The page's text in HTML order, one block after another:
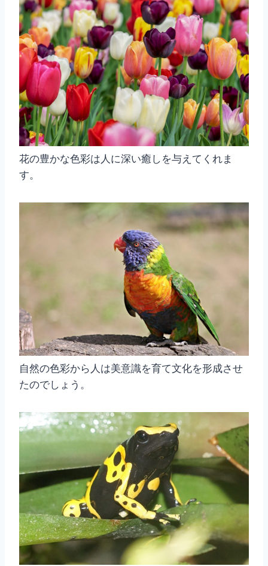
花の豊かな色彩は人に深い癒しを与えてくれま
す。
自然の色彩から人は美意識を育て文化を形成させ
たのでしょう。